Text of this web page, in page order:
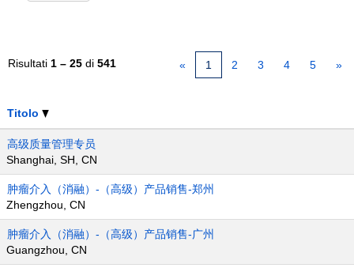
Risultati 1 – 25 di 541 « 1 2 3 4 5 »
Titolo
高级质量管理专员
Shanghai, SH, CN
肿瘤介入（消融）-（高级）产品销售-郑州
Zhengzhou, CN
肿瘤介入（消融）-（高级）产品销售-广州
Guangzhou, CN